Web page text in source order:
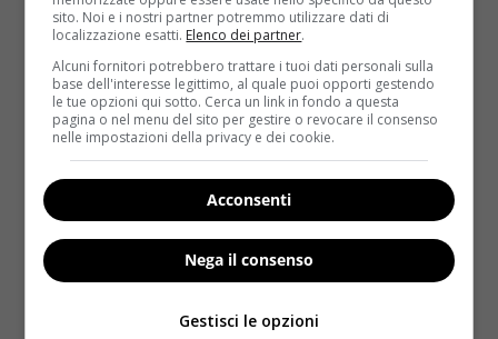
ritorno all’uso di queste piante selvatiche,una
grande risorsa per quanto riguarda la nutrizione,
ma anche per la cultura, visto che sono
fondamentali per il miglioramento della salute.
Tuttavia alcuni non ne sono a conoscenza.
sito. Noi e i nostri partner potremmo utilizzare dati di
localizzazione esatti. Elenco dei partner.
Alcuni fornitori potrebbero trattare i tuoi dati personali sulla
base dell'interesse legittimo, al quale puoi opporti gestendo
le tue opzioni qui sotto. Cerca un link in fondo a questa
pagina o nel menu del sito per gestire o revocare il consenso
nelle impostazioni della privacy e dei cookie.
Acconsenti
Nega il consenso
Gestisci le opzioni